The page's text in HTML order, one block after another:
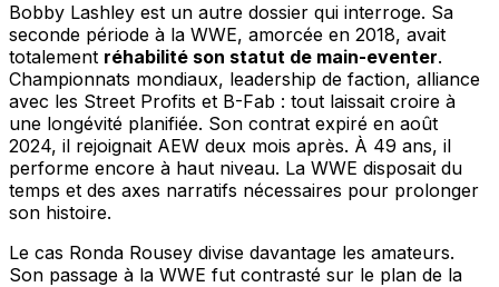
Bobby Lashley est un autre dossier qui interroge. Sa
seconde période à la WWE, amorcée en 2018, avait
totalement réhabilité son statut de main-eventer.
Championnats mondiaux, leadership de faction, alliance
avec les Street Profits et B-Fab : tout laissait croire à
une longévité planifiée. Son contrat expiré en août
2024, il rejoignait AEW deux mois après. À 49 ans, il
performe encore à haut niveau. La WWE disposait du
temps et des axes narratifs nécessaires pour prolonger
son histoire.
Le cas Ronda Rousey divise davantage les amateurs.
Son passage à la WWE fut contrasté sur le plan de la